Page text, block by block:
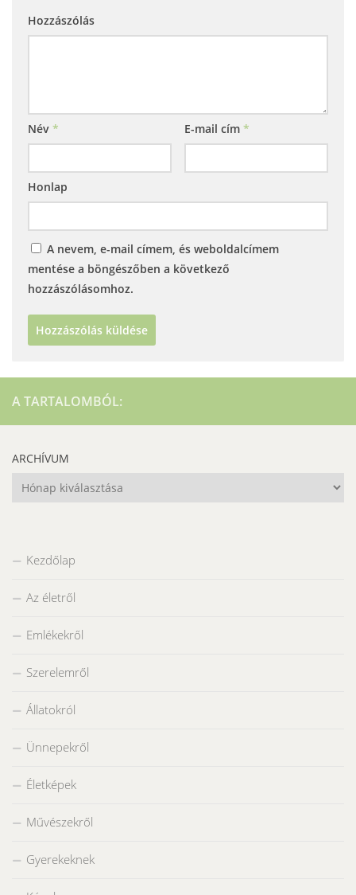
Hozzászólás
Név * E-mail cím *
Honlap
A nevem, e-mail címem, és weboldalcímem
mentése a böngészőben a következő
hozzászólásomhoz.
A TARTALOMBÓL:
ARCHÍVUM
Archívum
Kezdőlap
Az életről
Emlékekről
Szerelemről
Állatokról
Ünnepekről
Életképek
Művészekről
Gyerekeknek